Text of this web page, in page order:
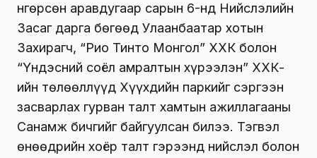
Өнгөрсөн аравдугаар сарын 6-нд Нийслэлийн
Засаг дарга бөгөөд Улаанбаатар хотын
Захирагч, “Рио Тинто Монгол” ХХК болон
“Үндэсний соёл амралтын хүрээлэн” ХХК-
ийн төлөөллүүд Хүүхдийн паркийг сэргээн
засварлах гурван талт хамтын ажиллагааны
Санамж бичгийг байгуулсан билээ. Тэгвэл
өнөөдрийн хоёр талт гэрээнд нийслэл болон